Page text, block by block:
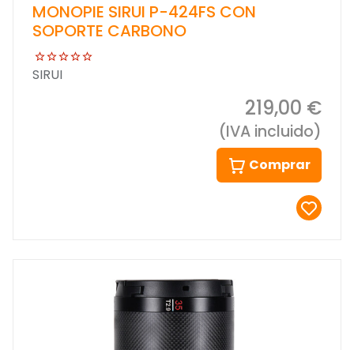
MONOPIE SIRUI P-424FS CON
SOPORTE CARBONO
SIRUI
219,00 €
(IVA incluido)
Comprar